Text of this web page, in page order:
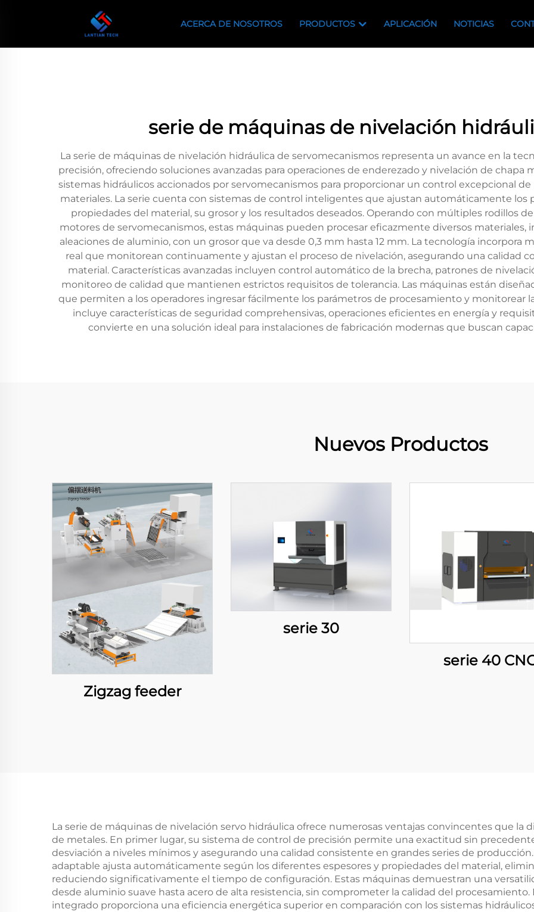
ACERCA DE NOSOTROS PRODUCTOS APLICACIÓN NOTICIAS
serie de máquinas de nivelación
La serie de máquinas de nivelación hidráulica de servomecanismos representa un avance en la
precisión, ofreciendo soluciones avanzadas para operaciones de enderezado y nivelación de chapa
sistemas hidráulicos accionados por servomecanismos para proporcionar un control excepcional
materiales. La serie cuenta con sistemas de control inteligentes que ajustan automáticamente los
propiedades del material, su grosor y los resultados deseados. Operando con múltiples rodillos
motores de servomecanismos, estas máquinas pueden procesar eficazmente diversos materiales,
aleaciones de aluminio, con un grosor que va desde 0,3 mm hasta 12 mm. La tecnología
real que monitorean continuamente y ajustan el proceso de nivelación, asegurando una calidad
material. Características avanzadas incluyen control automático de la brecha, patrones de
monitoreo de calidad que mantienen estrictos requisitos de tolerancia. Las máquinas están
que permiten a los operadores ingresar fácilmente los parámetros de procesamiento y monitorear
incluye características de seguridad comprehensivas, operaciones eficientes en energía y
convierte en una solución ideal para instalaciones de fabricación modernas que buscan
Nuevos Productos
Zigzag feeder
serie 30
serie 40
La serie de máquinas de nivelación servo hidráulica ofrece numerosas ventajas convincentes que
de metales. En primer lugar, su sistema de control de precisión permite una exactitud sin
desviación a niveles mínimos y asegurando una calidad consistente en grandes series de
adaptable ajusta automáticamente según los diferentes espesores y propiedades del material,
reduciendo significativamente el tiempo de configuración. Estas máquinas demuestran una
desde aluminio suave hasta acero de alta resistencia, sin comprometer la calidad del
integrado proporciona una eficiencia energética superior en comparación con los sistemas